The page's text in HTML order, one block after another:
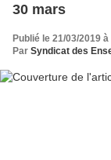
30 mars
Publié le 21/03/2019
Par Syndicat des